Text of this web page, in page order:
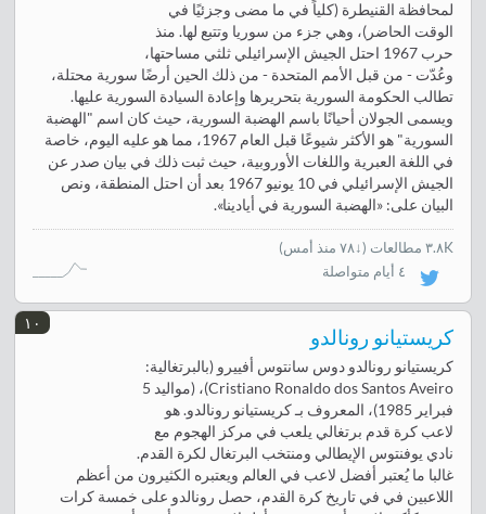
لمحافظة القنيطرة (كلياً في ما مضى وجزئيًا في
الوقت الحاضر)، وهي جزء من سوريا وتتبع لها. منذ
حرب 1967 احتل الجيش الإسرائيلي ثلثي مساحتها،
وعُدّت - من قبل الأمم المتحدة - من ذلك الحين أرضًا سورية محتلة،
تطالب الحكومة السورية بتحريرها وإعادة السيادة السورية عليها.
ويسمى الجولان أحيانًا باسم الهضبة السورية، حيث كان اسم "الهضبة
السورية" هو الأكثر شيوعًا قبل العام 1967، مما هو عليه اليوم، خاصة
في اللغة العبرية واللغات الأوروبية، حيث ثبت ذلك في بيان صدر عن
الجيش الإسرائيلي في 10 يونيو 1967 بعد أن احتل المنطقة، ونص
البيان على: «الهضبة السورية في أيادينا».
٣.٨K مطالعات (↓٧٨ منذ أمس
)
٤ أيام متواصلة
١٠
كريستيانو رونالدو
كريستيانو رونالدو دوس سانتوس أفييرو (بالبرتغالية:
Cristiano Ronaldo dos Santos Aveiro‏)، (مواليد 5
فبراير 1985)، المعروف بـ كريستيانو رونالدو. هو
لاعب كرة قدم برتغالي يلعب في مركز الهجوم مع
نادي يوفنتوس الإيطالي ومنتخب البرتغال لكرة القدم.
غالبا ما يُعتبر أفضل لاعب في العالم ويعتبره الكثيرون من أعظم
اللاعبين في في تاريخ كرة القدم، حصل رونالدو على خمسة كرات